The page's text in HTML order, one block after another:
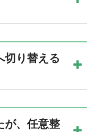
切り替える
が、任意整